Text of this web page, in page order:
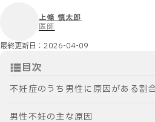
上條 慎太郎
医師
最終更新日： 2026-04-09
目次
不妊症のうち男性に原因がある割
男性不妊の主な原因